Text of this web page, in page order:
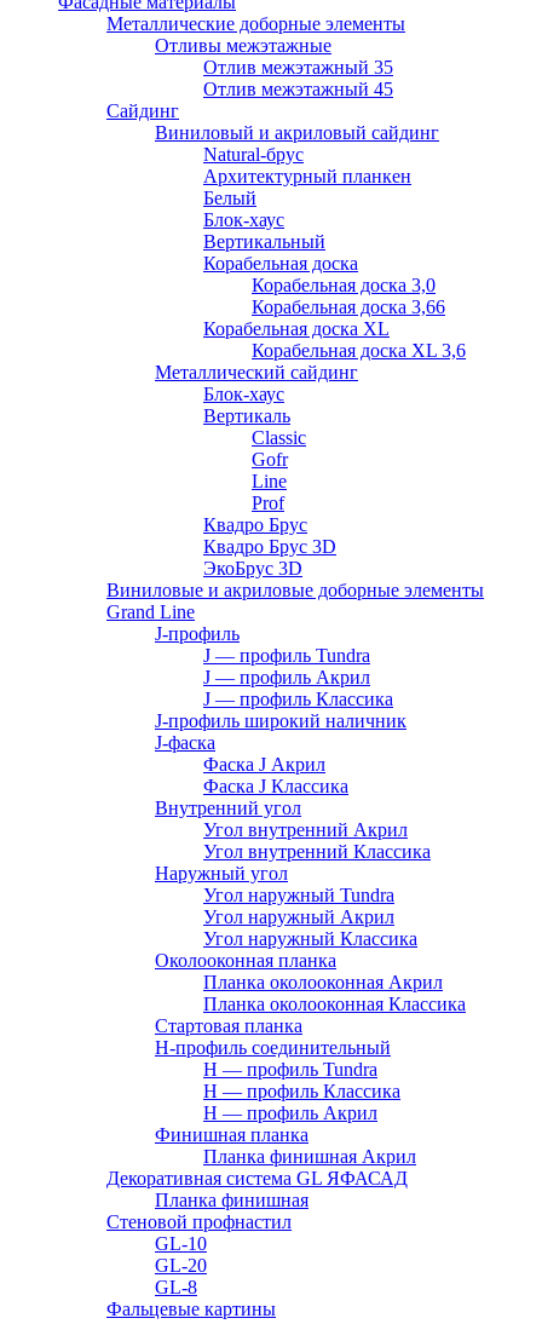
Металлические доборные элементы
Отливы межэтажные
Отлив межэтажный 35
Отлив межэтажный 45
Сайдинг
Виниловый и акриловый сайдинг
Natural-брус
Архитектурный планкен
Белый
Блок-хаус
Вертикальный
Корабельная доска
Корабельная доска 3,0
Корабельная доска 3,66
Корабельная доска XL
Корабельная доска XL 3,6
Металлический сайдинг
Блок-хаус
Вертикаль
Classic
Gofr
Line
Prof
Квадро Брус
Квадро Брус 3D
ЭкоБрус 3D
Виниловые и акриловые доборные элементы
Grand Line
J-профиль
J — профиль Tundra
J — профиль Акрил
J — профиль Классика
J-профиль широкий наличник
J-фаска
Фаска J Акрил
Фаска J Классика
Внутренний угол
Угол внутренний Акрил
Угол внутренний Классика
Наружный угол
Угол наружный Tundra
Угол наружный Акрил
Угол наружный Классика
Околооконная планка
Планка околооконная Акрил
Планка околооконная Классика
Стартовая планка
H-профиль соединительный
Н — профиль Tundra
H — профиль Классика
Н — профиль Акрил
Финишная планка
Планка финишная Акрил
Декоративная система GL ЯФАСАД
Планка финишная
Стеновой профнастил
GL-10
GL-20
GL-8
Фальцевые картины